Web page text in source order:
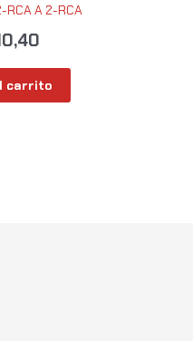
RCA A 2-RCA
carrito